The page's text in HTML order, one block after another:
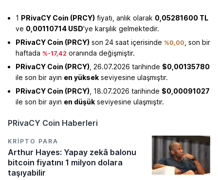
1 PRivaCY Coin (PRCY) fiyatı, anlık olarak 0,05281600 TL
ve 0,00110714 USD'ye karşılık gelmektedir.
PRivaCY Coin (PRCY) son 24 saat içerisinde %0,00 , son bir
haftada %-17,42 oranında değişmiştir.
PRivaCY Coin (PRCY) , 26.07.2026 tarihinde $0,00135780
ile son bir ayın en yüksek seviyesine ulaşmıştır.
PRivaCY Coin (PRCY) , 18.07.2026 tarihinde $0,00091027
ile son bir ayın en düşük seviyesine ulaşmıştır.
PRivaCY Coin Haberleri
KRIPTO PARA
Arthur Hayes: Yapay zekâ balonu
bitcoin fiyatını 1 milyon dolara
taşıyabilir